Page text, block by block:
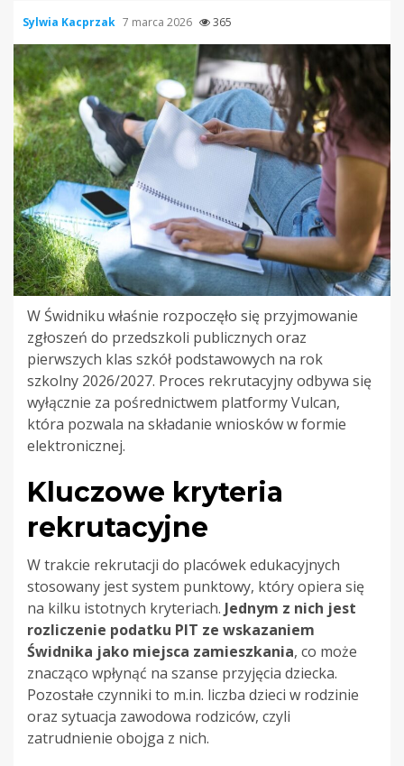
Sylwia Kacprzak 7 marca 2026 365
W Świdniku właśnie rozpoczęło się przyjmowanie
zgłoszeń do przedszkoli publicznych oraz
pierwszych klas szkół podstawowych na rok
szkolny 2026/2027. Proces rekrutacyjny odbywa się
wyłącznie za pośrednictwem platformy Vulcan,
która pozwala na składanie wniosków w formie
elektronicznej.
Kluczowe kryteria
rekrutacyjne
W trakcie rekrutacji do placówek edukacyjnych
stosowany jest system punktowy, który opiera się
na kilku istotnych kryteriach. Jednym z nich jest
rozliczenie podatku PIT ze wskazaniem
Świdnika jako miejsca zamieszkania, co może
znacząco wpłynąć na szanse przyjęcia dziecka.
Pozostałe czynniki to m.in. liczba dzieci w rodzinie
oraz sytuacja zawodowa rodziców, czyli
zatrudnienie obojga z nich.